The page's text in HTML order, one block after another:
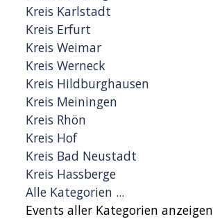
Kreis Karlstadt
Kreis Erfurt
Kreis Weimar
Kreis Werneck
Kreis Hildburghausen
Kreis Meiningen
Kreis Rhön
Kreis Hof
Kreis Bad Neustadt
Kreis Hassberge
Alle Kategorien ...
Events aller Kategorien anzeigen